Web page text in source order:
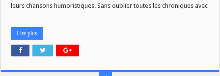
leurs chansons humoristiques. Sans oublier toutes les chroniques avec
…
Lire plus